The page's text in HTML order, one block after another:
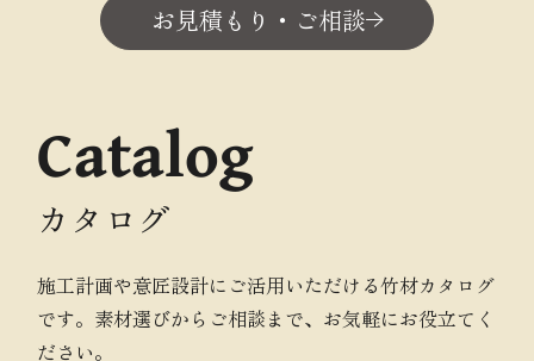
お見積もり・ご相談
Catalog
カタログ
施工計画や意匠設計にご活用いただける竹材カタログ
です。素材選びからご相談まで、お気軽にお役立てく
ださい。